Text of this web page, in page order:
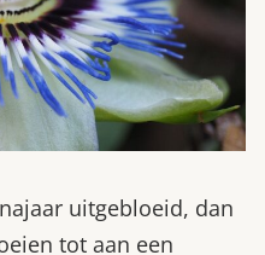
uitgebloeid, dan
tot aan een